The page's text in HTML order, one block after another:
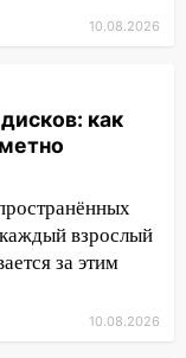
всех
по 16
в
ожидается
9
10.08.2026
как
взрослый
за этим
10.08.2026